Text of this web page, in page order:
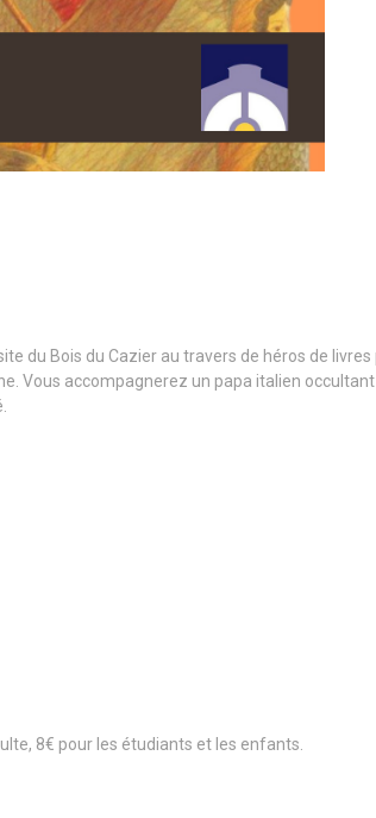
du Bois du Cazier au travers de héros de livres
Vous accompagnerez un papa italien
8€ pour les étudiants et les enfants.